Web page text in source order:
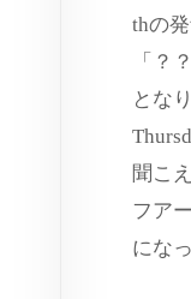
thの
「？
とな
聞こ
フア
にな